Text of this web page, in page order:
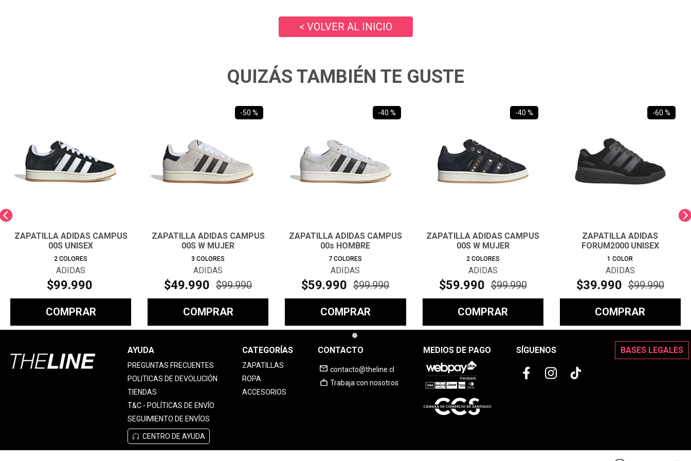
< VOLVER AL INICIO
QUIZÁS TAMBIÉN TE GUSTE
ZAPATILLA ADIDAS CAMPUS
00S UNISEX
2 COLORES
ADIDAS
$99.990
COMPRAR
-50 %
ZAPATILLA ADIDAS CAMPUS
00S W MUJER
3 COLORES
ADIDAS
$49.990 $99.990
COMPRAR
-40 %
ZAPATILLA ADIDAS CAMPUS
00s HOMBRE
7 COLORES
ADIDAS
$59.990 $99.990
COMPRAR
-40 %
ZAPATILLA ADIDAS CAMPUS
00S W MUJER
2 COLORES
ADIDAS
$59.990 $99.990
COMPRAR
-60 %
ZAPATILLA ADIDAS
FORUM2000 UNISEX
1 COLOR
ADIDAS
$39.990 $99.990
COMPRAR
AYUDA
PREGUNTAS FRECUENTES
POLITICAS DE DEVOLUCIÓN
TIENDAS
T&C - POLÍTICAS DE ENVÍO
SEGUIMIENTO DE ENVÍOS
CENTRO DE AYUDA
CATEGORÍAS
ZAPATILLAS
ROPA
ACCESORIOS
CONTACTO
contacto@theline.cl
Trabaja con nosotros
MEDIOS DE PAGO SÍGUENOS BASES LEGALES